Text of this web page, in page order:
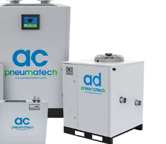
är avgörande för att
ska fungera optimalt. En lägre PDP
är viktigt för många
kan leda till problem som
och till och med försämrade
att övervaka och upprätthålla
dessa problem och säkerställa
och kvaliteten på verksamheten.